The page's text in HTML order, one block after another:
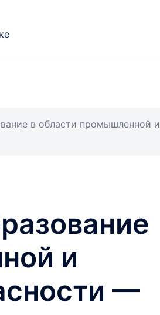
в области промышленной и
и
—